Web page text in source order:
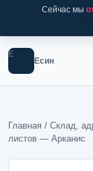
Сейчас мы
Е
Есин
Главная / Склад,
листов — Арканис